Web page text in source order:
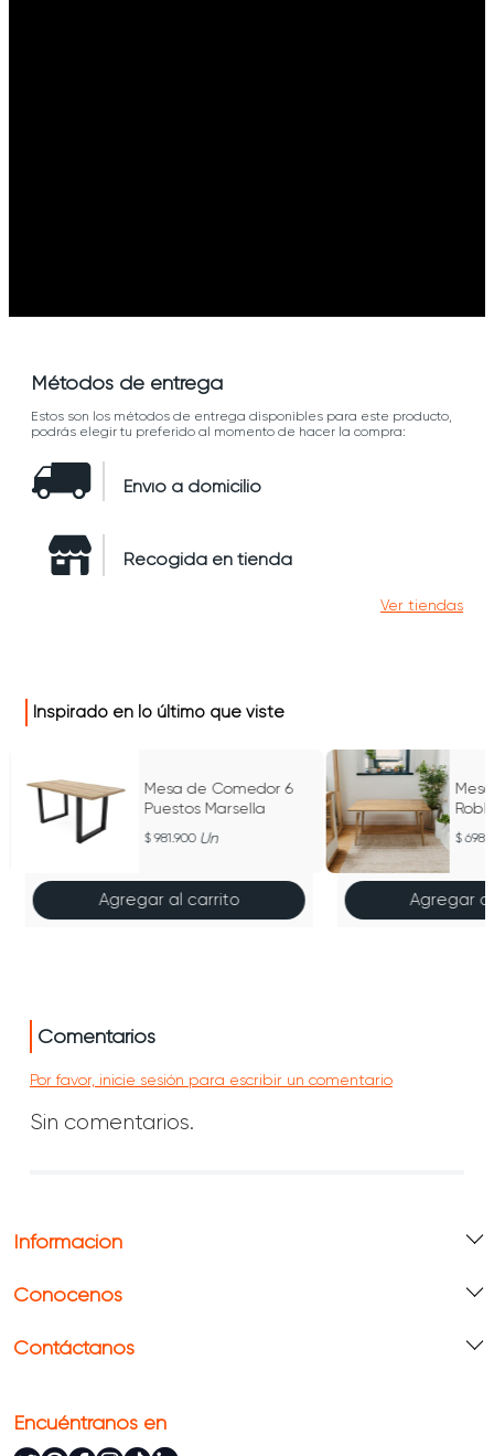
Métodos de entrega
Estos son los métodos de entrega disponibles para este producto,
podrás elegir tu preferido al momento de hacer la compra:
Envío a domicilio
Recogida en tienda
Ver tiendas
Inspirado en lo último que viste
Mesa de Comedor 6
Puestos Marsella
981.900 Un
Agregar al carrito Agregar
Comentarios
Por favor, inicie sesión para escribir un comentario
Sin comentarios.
Información
Conócenos
Contáctanos
Encuéntranos en